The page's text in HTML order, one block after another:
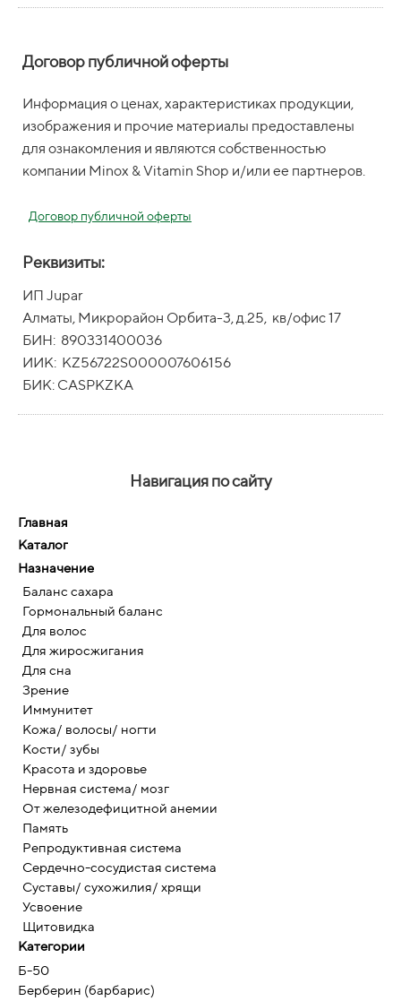
Договор публичной оферты
Информация о ценах, характеристиках продукции,
изображения и прочие материалы предоставлены
для ознакомления и являются собственностью
компании Minox & Vitamin Shop и/или ее партнеров.
Договор публичной оферты
Реквизиты:
ИП Jupar
Алматы, Микрорайон Орбита-3, д.25, кв/офис 17
БИН: 890331400036
ИИК: KZ56722S000007606156
БИК: CASPKZKA
Навигация по сайту
Главная
Каталог
Назначение
Баланс сахара
Гормональный баланс
Для волос
Для жиросжигания
Для сна
Зрение
Иммунитет
Кожа/ волосы/ ногти
Кости/ зубы
Красота и здоровье
Нервная система/ мозг
От железодефицитной анемии
Память
Репродуктивная система
Сердечно-сосудистая система
Суставы/ сухожилия/ хрящи
Усвоение
Щитовидка
Категории
Б-50
Берберин (барбарис)